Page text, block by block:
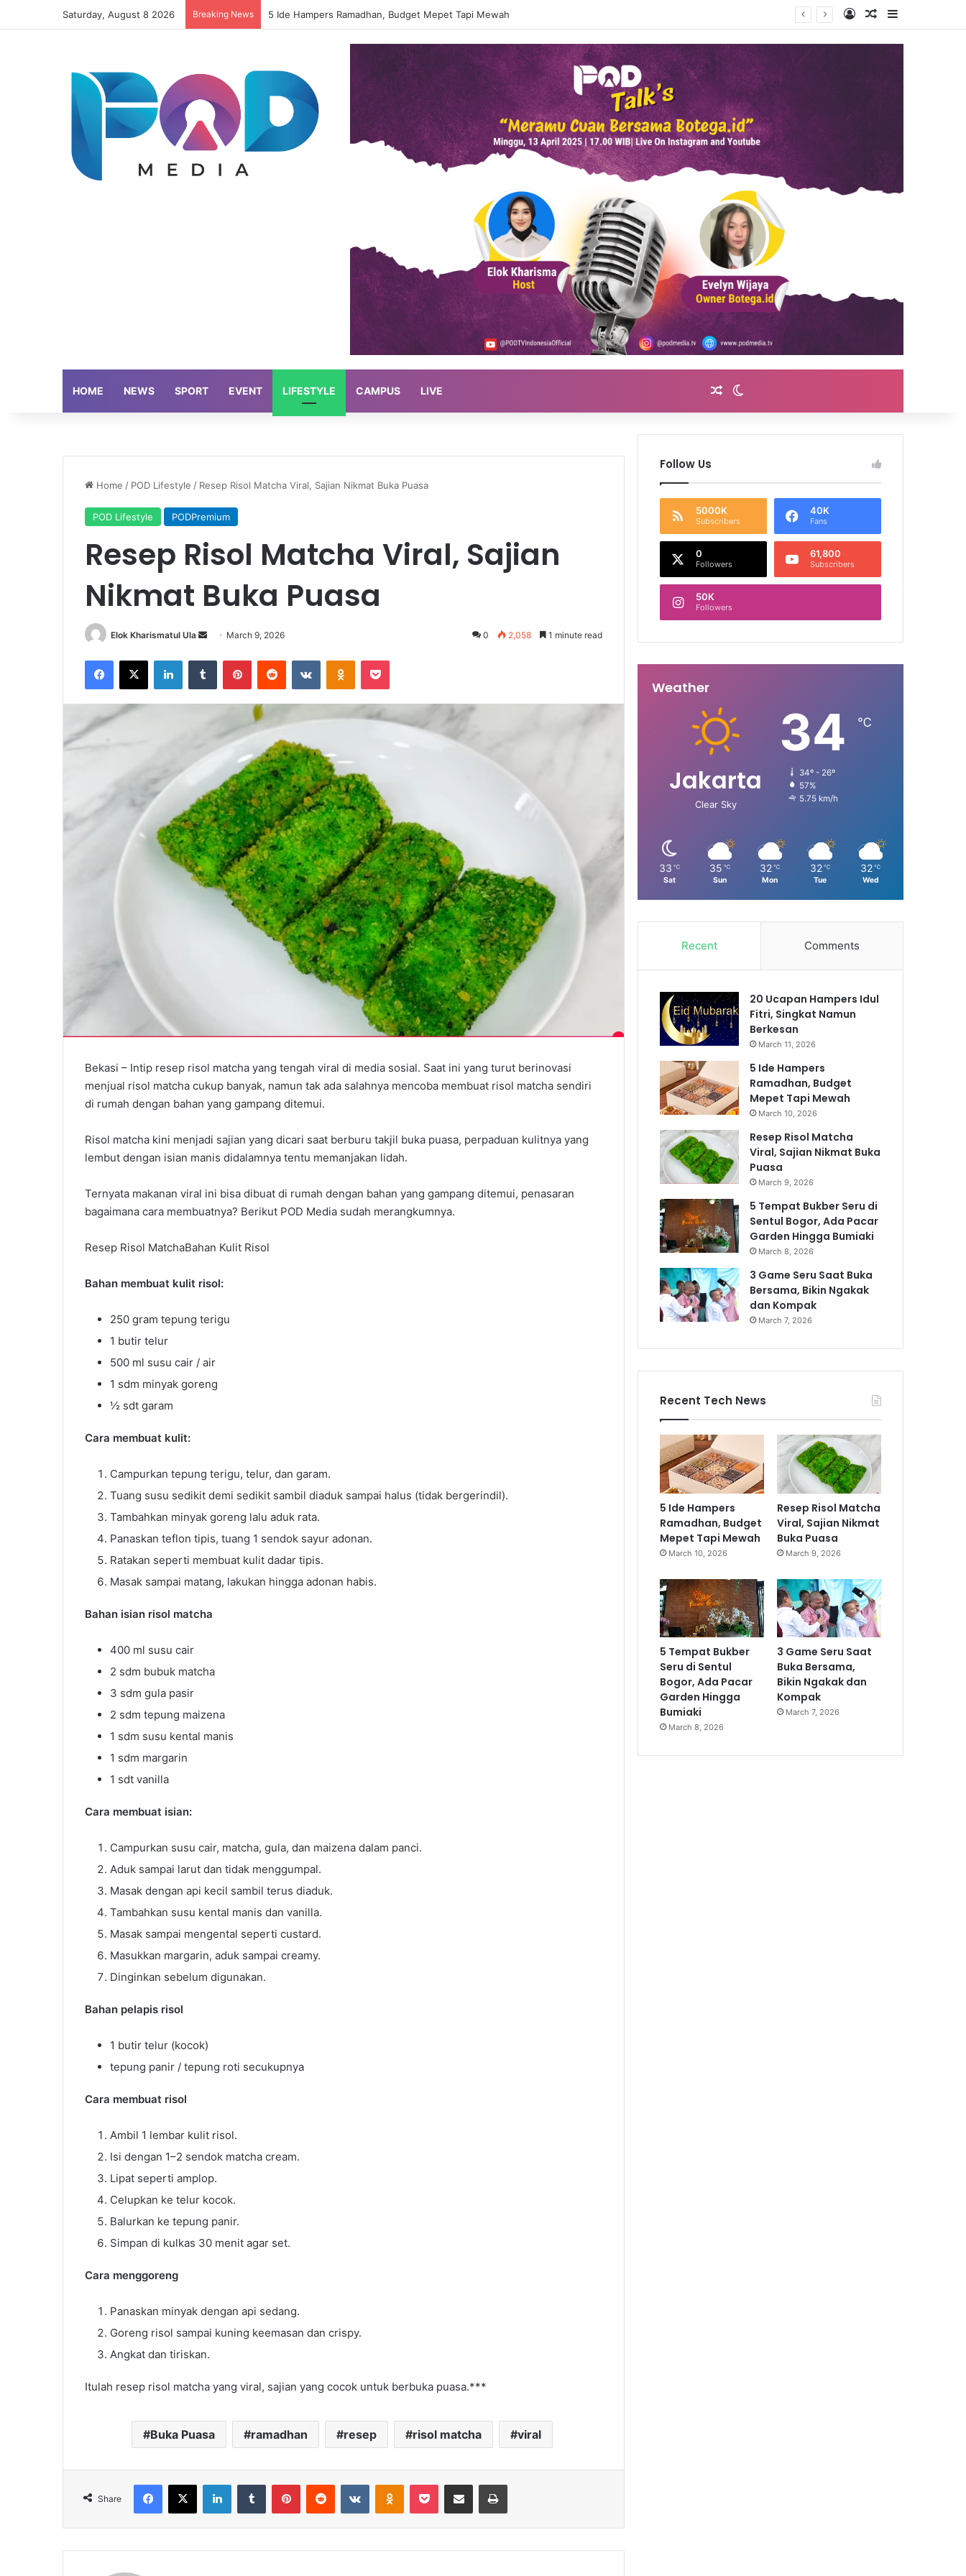
Saturday, August 8 2026 Breaking News Resep Risol Matcha Viral, Sajian Nikmat Buka Puasa Log InRandom Article
Sidebar
HOME NEWS SPORT EVENT LIFESTYLE CAMPUS LIVE Random Article
Home / POD Lifestyle / Resep Risol Matcha Viral, Sajian Nikmat Buka Puasa
POD Lifestyle PODPremium
Resep Risol Matcha Viral, Sajian
Nikmat Buka Puasa
Elok Kharismatul Ula
Send March 9, 2026 0 2,058 1 minute read
Facebook
X LinkedInTumblr PinterestReddit VKontakteOdnoklassniki
Pocket
Bekasi – Intip resep risol matcha yang tengah viral di media sosial. Saat ini yang turut berinovasi
menjual risol matcha cukup banyak, namun tak ada salahnya mencoba membuat risol matcha sendiri
di rumah dengan bahan yang gampang ditemui.
Risol matcha kini menjadi sajian yang dicari saat berburu takjil buka puasa, perpaduan kulitnya yang
lembut dengan isian manis didalamnya tentu memanjakan lidah.
Ternyata makanan viral ini bisa dibuat di rumah dengan bahan yang gampang ditemui, penasaran
bagaimana cara membuatnya? Berikut POD Media sudah merangkumnya.
Resep Risol MatchaBahan Kulit Risol
Bahan membuat kulit risol:
250 gram tepung terigu
1 butir telur
500 ml susu cair / air
1 sdm minyak goreng
½ sdt garam
Cara membuat kulit:
Campurkan tepung terigu, telur, dan garam.
Tuang susu sedikit demi sedikit sambil diaduk sampai halus (tidak bergerindil).
Tambahkan minyak goreng lalu aduk rata.
Panaskan teflon tipis, tuang 1 sendok sayur adonan.
Ratakan seperti membuat kulit dadar tipis.
Masak sampai matang, lakukan hingga adonan habis.
Bahan isian risol matcha
400 ml susu cair
2 sdm bubuk matcha
3 sdm gula pasir
2 sdm tepung maizena
1 sdm susu kental manis
1 sdm margarin
1 sdt vanilla
Cara membuat isian:
Campurkan susu cair, matcha, gula, dan maizena dalam panci.
Aduk sampai larut dan tidak menggumpal.
Masak dengan api kecil sambil terus diaduk.
Tambahkan susu kental manis dan vanilla.
Masak sampai mengental seperti custard.
Masukkan margarin, aduk sampai creamy.
Dinginkan sebelum digunakan.
Bahan pelapis risol
1 butir telur (kocok)
tepung panir / tepung roti secukupnya
Cara membuat risol
Ambil 1 lembar kulit risol.
Isi dengan 1–2 sendok matcha cream.
Lipat seperti amplop.
Celupkan ke telur kocok.
Balurkan ke tepung panir.
Simpan di kulkas 30 menit agar set.
Cara menggoreng
Panaskan minyak dengan api sedang.
Goreng risol sampai kuning keemasan dan crispy.
Angkat dan tiriskan.
Itulah resep risol matcha yang viral, sajian yang cocok untuk berbuka puasa.***
Buka Puasa ramadhan resep risol matcha viral
Share
Facebook
X LinkedInTumblr PinterestReddit VKontakteOdnoklassniki
Pocket Share via Email Print
Follow Us
5000K
Subscribers
40K
Fans
0
Followers
61,800
Subscribers
50K
Followers
Weather
Jakarta
Clear Sky
34 ℃
34º - 26º
57%
5.75 km/h
33 ℃
Sat
35 ℃
Sun
32 ℃
Mon
32 ℃
Tue
32 ℃
Wed
Recent Comments
20 Ucapan Hampers Idul
Fitri, Singkat Namun
Berkesan
March 11, 2026
5 Ide Hampers
Ramadhan, Budget
Mepet Tapi Mewah
March 10, 2026
Resep Risol Matcha
Viral, Sajian Nikmat Buka
Puasa
March 9, 2026
5 Tempat Bukber Seru di
Sentul Bogor, Ada Pacar
Garden Hingga Bumiaki
March 8, 2026
3 Game Seru Saat Buka
Bersama, Bikin Ngakak
dan Kompak
March 7, 2026
Recent Tech News
5 Ide Hampers
Ramadhan, Budget
Mepet Tapi Mewah
March 10, 2026
Resep Risol Matcha
Viral, Sajian Nikmat
Buka Puasa
March 9, 2026
5 Tempat Bukber
Seru di Sentul
Bogor, Ada Pacar
Garden Hingga
Bumiaki
March 8, 2026
3 Game Seru Saat
Buka Bersama,
Bikin Ngakak dan
Kompak
March 7, 2026